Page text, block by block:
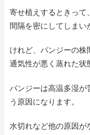
寄せ植えするときって
間隔を密にしてしまい
けれど、パンジーの株
通気性が悪く蒸れた状
パンジーは高温多湿が
う原因になります。
水切れなど他の原因が